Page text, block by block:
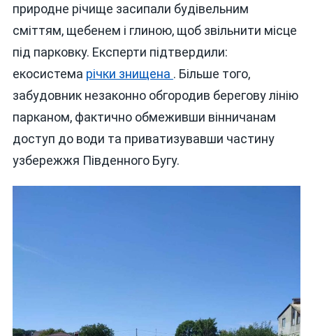
природне річище засипали будівельним
сміттям, щебенем і глиною, щоб звільнити місце
під парковку. Експерти підтвердили:
екосистема річки знищена . Більше того,
забудовник незаконно обгородив берегову лінію
парканом, фактично обмеживши вінничанам
доступ до води та приватизувавши частину
узбережжя Південного Бугу.